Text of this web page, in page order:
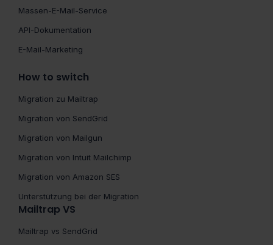
Massen-E-Mail-Service
API-Dokumentation
E-Mail-Marketing
How to switch
Migration zu Mailtrap
Migration von SendGrid
Migration von Mailgun
Migration von Intuit Mailchimp
Migration von Amazon SES
Unterstützung bei der Migration
Mailtrap VS
Mailtrap vs SendGrid